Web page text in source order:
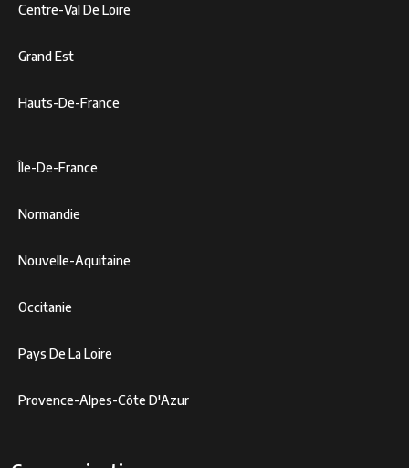
Centre-Val De Loire
Grand Est
Hauts-De-France
Île-De-France
Normandie
Nouvelle-Aquitaine
Occitanie
Pays De La Loire
Provence-Alpes-Côte D'Azur